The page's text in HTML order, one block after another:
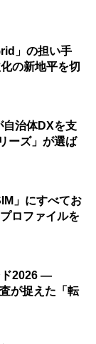
」の担い手
の新地平を切
治体DXを支
ーズ」が選ば
」にすべてお
ロファイルを
ド2026 ―
が捉えた「転